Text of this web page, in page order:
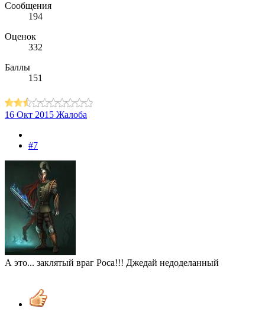
Сообщения
194
Оценок
332
Баллы
151
16 Окт 2015 Жалоба
#7
А это... заклятый враг Роса!!! Джедай недоделанный